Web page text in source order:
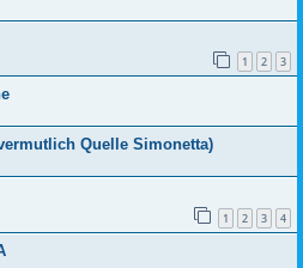
1 2 3
Quelle Simonetta)
1 2 3 4